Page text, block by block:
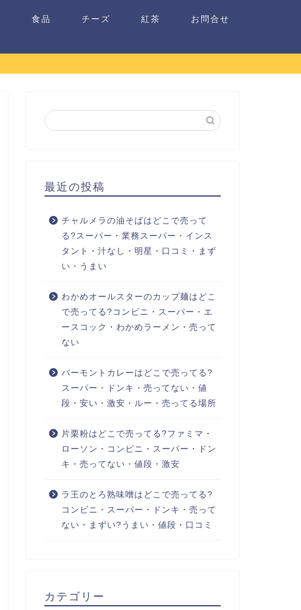
食品 チーズ 紅茶 お問合せ
最近の投稿
チャルメラの油そばはどこで売って
る?スーパー・業務スーパー・インス
タント・汁なし・明星・口コミ・まず
い・うまい
わかめオールスターのカップ麺はどこ
で売ってる?コンビニ・スーパー・エ
ースコック・わかめラーメン・売って
ない
バーモントカレーはどこで売ってる?
スーパー・ドンキ・売ってない・値
段・安い・激安・ルー・売ってる場所
片栗粉はどこで売ってる?ファミマ・
ローソン・コンビニ・スーパー・ドン
キ・売ってない・値段・激安
ラ王のとろ熟味噌はどこで売ってる?
コンビニ・スーパー・ドンキ・売って
ない・まずい?うまい・値段・口コミ
カテゴリー